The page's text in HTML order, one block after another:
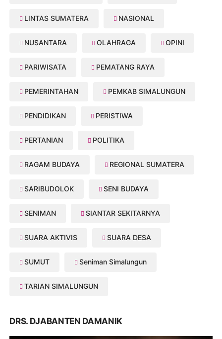
LINTAS SUMATERA NASIONAL
NUSANTARA OLAHRAGA OPINI
PARIWISATA PEMATANG RAYA
PEMERINTAHAN PEMKAB SIMALUNGUN
PENDIDIKAN PERISTIWA
PERTANIAN POLITIKA
RAGAM BUDAYA REGIONAL SUMATERA
SARIBUDOLOK SENI BUDAYA
SENIMAN SIANTAR SEKITARNYA
SUARA AKTIVIS SUARA DESA
SUMUT Seniman Simalungun
TARIAN SIMALUNGUN
DRS. DJABANTEN DAMANIK